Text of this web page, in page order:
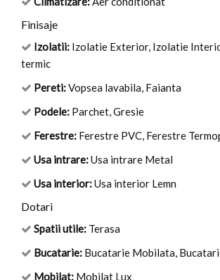
Finisaje
Izolatii: Izolatie Exterior, Izolatie
termic
Pereti:Vopsea lavabila, Faianta
Podele: Parchet, Gresie
Ferestre: Ferestre PVC, Ferestre
Usa intrare:Usa intrare Metal
Usa interior:Usa interior Lemn
Dotari
Spatii utile: Terasa
Bucatarie: Bucatarie Mobilata,
Mobilat: Mobilat Lux